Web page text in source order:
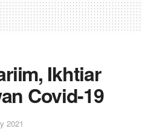
Ikhtiar
Covid-19
2021